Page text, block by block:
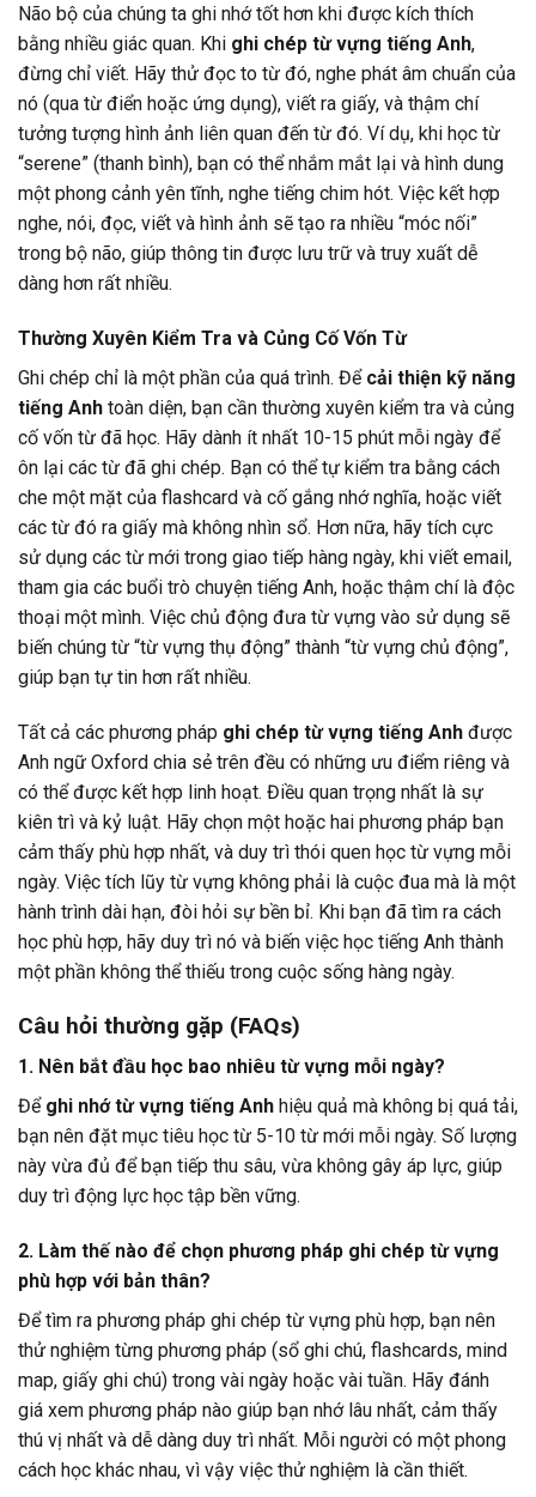
Não bộ của chúng ta ghi nhớ tốt hơn khi được kích thích
bằng nhiều giác quan. Khi ghi chép từ vựng tiếng Anh,
đừng chỉ viết. Hãy thử đọc to từ đó, nghe phát âm chuẩn của
nó (qua từ điển hoặc ứng dụng), viết ra giấy, và thậm chí
tưởng tượng hình ảnh liên quan đến từ đó. Ví dụ, khi học từ
“serene” (thanh bình), bạn có thể nhắm mắt lại và hình dung
một phong cảnh yên tĩnh, nghe tiếng chim hót. Việc kết hợp
nghe, nói, đọc, viết và hình ảnh sẽ tạo ra nhiều “móc nối”
trong bộ não, giúp thông tin được lưu trữ và truy xuất dễ
dàng hơn rất nhiều.
Thường Xuyên Kiểm Tra và Củng Cố Vốn Từ
Ghi chép chỉ là một phần của quá trình. Để cải thiện kỹ năng
tiếng Anh toàn diện, bạn cần thường xuyên kiểm tra và củng
cố vốn từ đã học. Hãy dành ít nhất 10-15 phút mỗi ngày để
ôn lại các từ đã ghi chép. Bạn có thể tự kiểm tra bằng cách
che một mặt của flashcard và cố gắng nhớ nghĩa, hoặc viết
các từ đó ra giấy mà không nhìn sổ. Hơn nữa, hãy tích cực
sử dụng các từ mới trong giao tiếp hàng ngày, khi viết email,
tham gia các buổi trò chuyện tiếng Anh, hoặc thậm chí là độc
thoại một mình. Việc chủ động đưa từ vựng vào sử dụng sẽ
biến chúng từ “từ vựng thụ động” thành “từ vựng chủ động”,
giúp bạn tự tin hơn rất nhiều.
Tất cả các phương pháp ghi chép từ vựng tiếng Anh được
Anh ngữ Oxford chia sẻ trên đều có những ưu điểm riêng và
có thể được kết hợp linh hoạt. Điều quan trọng nhất là sự
kiên trì và kỷ luật. Hãy chọn một hoặc hai phương pháp bạn
cảm thấy phù hợp nhất, và duy trì thói quen học từ vựng mỗi
ngày. Việc tích lũy từ vựng không phải là cuộc đua mà là một
hành trình dài hạn, đòi hỏi sự bền bỉ. Khi bạn đã tìm ra cách
học phù hợp, hãy duy trì nó và biến việc học tiếng Anh thành
một phần không thể thiếu trong cuộc sống hàng ngày.
Câu hỏi thường gặp (FAQs)
1. Nên bắt đầu học bao nhiêu từ vựng mỗi ngày?
Để ghi nhớ từ vựng tiếng Anh hiệu quả mà không bị quá tải,
bạn nên đặt mục tiêu học từ 5-10 từ mới mỗi ngày. Số lượng
này vừa đủ để bạn tiếp thu sâu, vừa không gây áp lực, giúp
duy trì động lực học tập bền vững.
2. Làm thế nào để chọn phương pháp ghi chép từ vựng
phù hợp với bản thân?
Để tìm ra phương pháp ghi chép từ vựng phù hợp, bạn nên
thử nghiệm từng phương pháp (sổ ghi chú, flashcards, mind
map, giấy ghi chú) trong vài ngày hoặc vài tuần. Hãy đánh
giá xem phương pháp nào giúp bạn nhớ lâu nhất, cảm thấy
thú vị nhất và dễ dàng duy trì nhất. Mỗi người có một phong
cách học khác nhau, vì vậy việc thử nghiệm là cần thiết.